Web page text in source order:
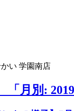
い 学園南店
月別: 2019